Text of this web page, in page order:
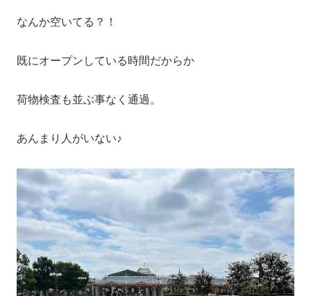
なんか空いてる？！
既にオープンしている時間だからか
荷物検査も並ぶ事なく通過。
あんまり人がいない♪